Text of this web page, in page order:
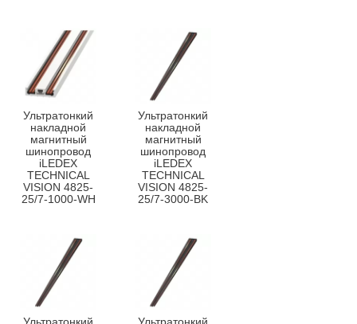
Ультратонкий
накладной
магнитный
шинопровод
iLEDEX
TECHNICAL
VISION 4825-
25/7-1000-WH
Ультратонкий
накладной
магнитный
шинопровод
iLEDEX
TECHNICAL
VISION 4825-
25/7-3000-BK